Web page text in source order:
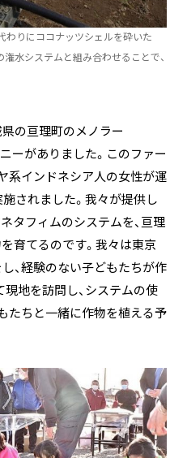
わりにココナッツシェルを砕いた
水システムと組み合わせることで、
県の亘理町のメノラー
ーがありました。このファー
系インドネシア人の女性が運
されました。我々が提供し
タフィムのシステムを、亘理
育てるのです。我々は東京
、経験のない子どもたちが作
地を訪問し、システムの使
たちと一緒に作物を植える予